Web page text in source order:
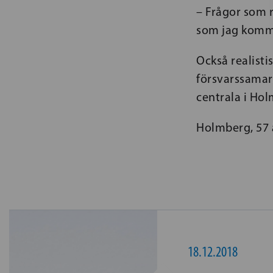
– Frågor som
som jag
Också
centrala i
Holmberg, 57
18.12.2018